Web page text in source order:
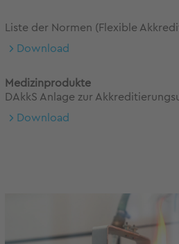
Liste der Normen (Flexible
Download
Medizinprodukte
DAkkS Anlage zur
Download